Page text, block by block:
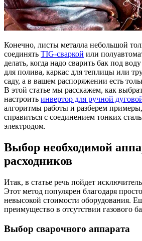
Конечно, листы металла небольшой
соединять TIG-сваркой или
делать, когда надо сварить бак под
для полива, каркас для теплицы или
саду, а в вашем распоряжении есть
В этой статье мы расскажем, как
настроить инвертор для ручной
алгоритмы работы и разберем
справиться с соединением тонких
электродом.
Выбор необходимой
расходников
Итак, в статье речь пойдет
Этот метод популярен благодаря
невысокой стоимости оборудования.
преимущество в отсутствии газового
Выбор сварочного аппарата